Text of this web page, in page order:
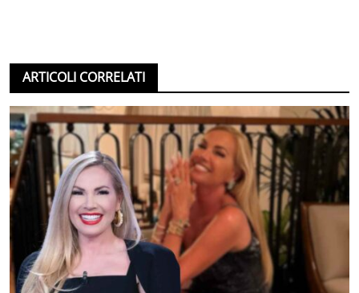
ARTICOLI CORRELATI